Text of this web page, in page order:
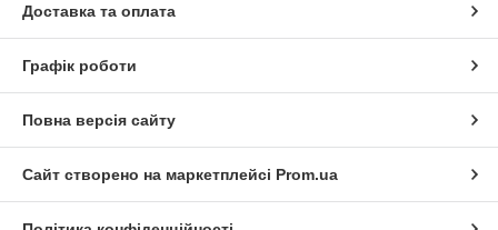
Доставка та оплата
Графік роботи
Повна версія сайту
Сайт створено на маркетплейсі Prom.ua